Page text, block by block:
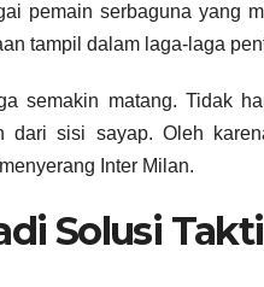
pemain serbaguna yang
tampil dalam laga-laga
semakin matang. Tidak
dari sisi sayap. Oleh
Inter Milan.
Solusi